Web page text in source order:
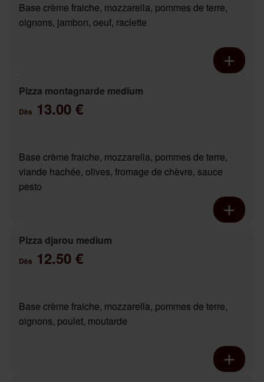
Base crème fraiche, mozzarella, pommes de terre,
oignons, jambon, oeuf, raclette
Pizza montagnarde medium
Dès 13.00 €
Base crème fraiche, mozzarella, pommes de terre,
viande hachée, olives, fromage de chèvre, sauce
pesto
Pizza djarou medium
Dès 12.50 €
Base crème fraiche, mozzarella, pommes de terre,
oignons, poulet, moutarde